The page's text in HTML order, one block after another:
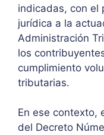
indicadas, con el
jurídica a la
Administración
los
cumplimiento
tributarias.
En ese contexto,
del Decreto